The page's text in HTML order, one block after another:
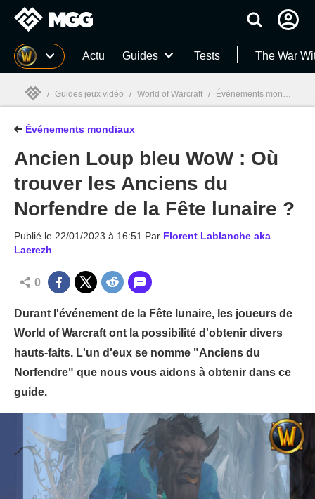
MGG Actu Guides Tests The War
MGG
/ Guides jeux vidéo / World of Warcraft / Événements mondiaux
Événements mondiaux
Ancien Loup bleu WoW : Où
trouver les Anciens du
Norfendre de la Fête lunaire ?
Publié le 22/01/2023 à 16:51 Par Florent Lablanche aka
Laerezh
0
Durant l'événement de la Fête lunaire, les joueurs de
World of Warcraft ont la possibilité d'obtenir divers
hauts-faits. L'un d'eux se nomme "Anciens du
Norfendre" que nous vous aidons à obtenir dans ce
guide.